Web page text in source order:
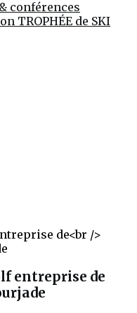
conférences
TROPHÉE de SKI
entreprise de